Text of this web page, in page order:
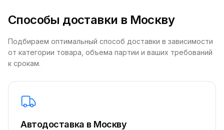
Способы доставки в Москву
Подбираем оптимальный способ доставки в зависимости
от категории товара, объема партии и ваших требований
к срокам.
Автодоставка в Москву